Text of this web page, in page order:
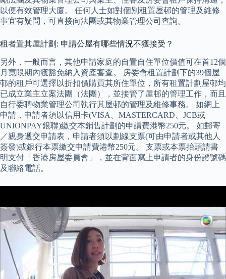
以便有效管理大廈。 任何人士如對個別租置屋邨的管理及維修
事宜有疑問，可直接向法團或其物業管理公司查詢。
租者置其屋計劃: 申請公屋有哪些情況不獲接受？
另外，一般而言，其他申請家庭的自置自住單位價值可在首12個
月寬限期內獲豁免納入資產審查。 房委會租置計劃下的39個屋
邨的租戶可選擇以折扣價購買其所住單位，所有租置計劃屋邨均
已成立業主立案法團（法團），並接管了屋邨的管理工作，而且
自行委聘物業管理公司執行其屋邨的管理及維修事務。 如網上
申請，申請者須以信用卡(VISA、MASTERCARD、JCB或
UNIONPAY銀聯)繳交本銷售計劃的申請費港幣250元。 如郵寄
／親身遞交申請表，申請者須以劃線支票(可由申請者或其他人
簽發)或銀行本票繳交申請費港幣250元。 支票或本票抬頭請書
明支付「香港房屋委員會」，並在背面寫上申請者的身份證號碼
及聯絡電話。